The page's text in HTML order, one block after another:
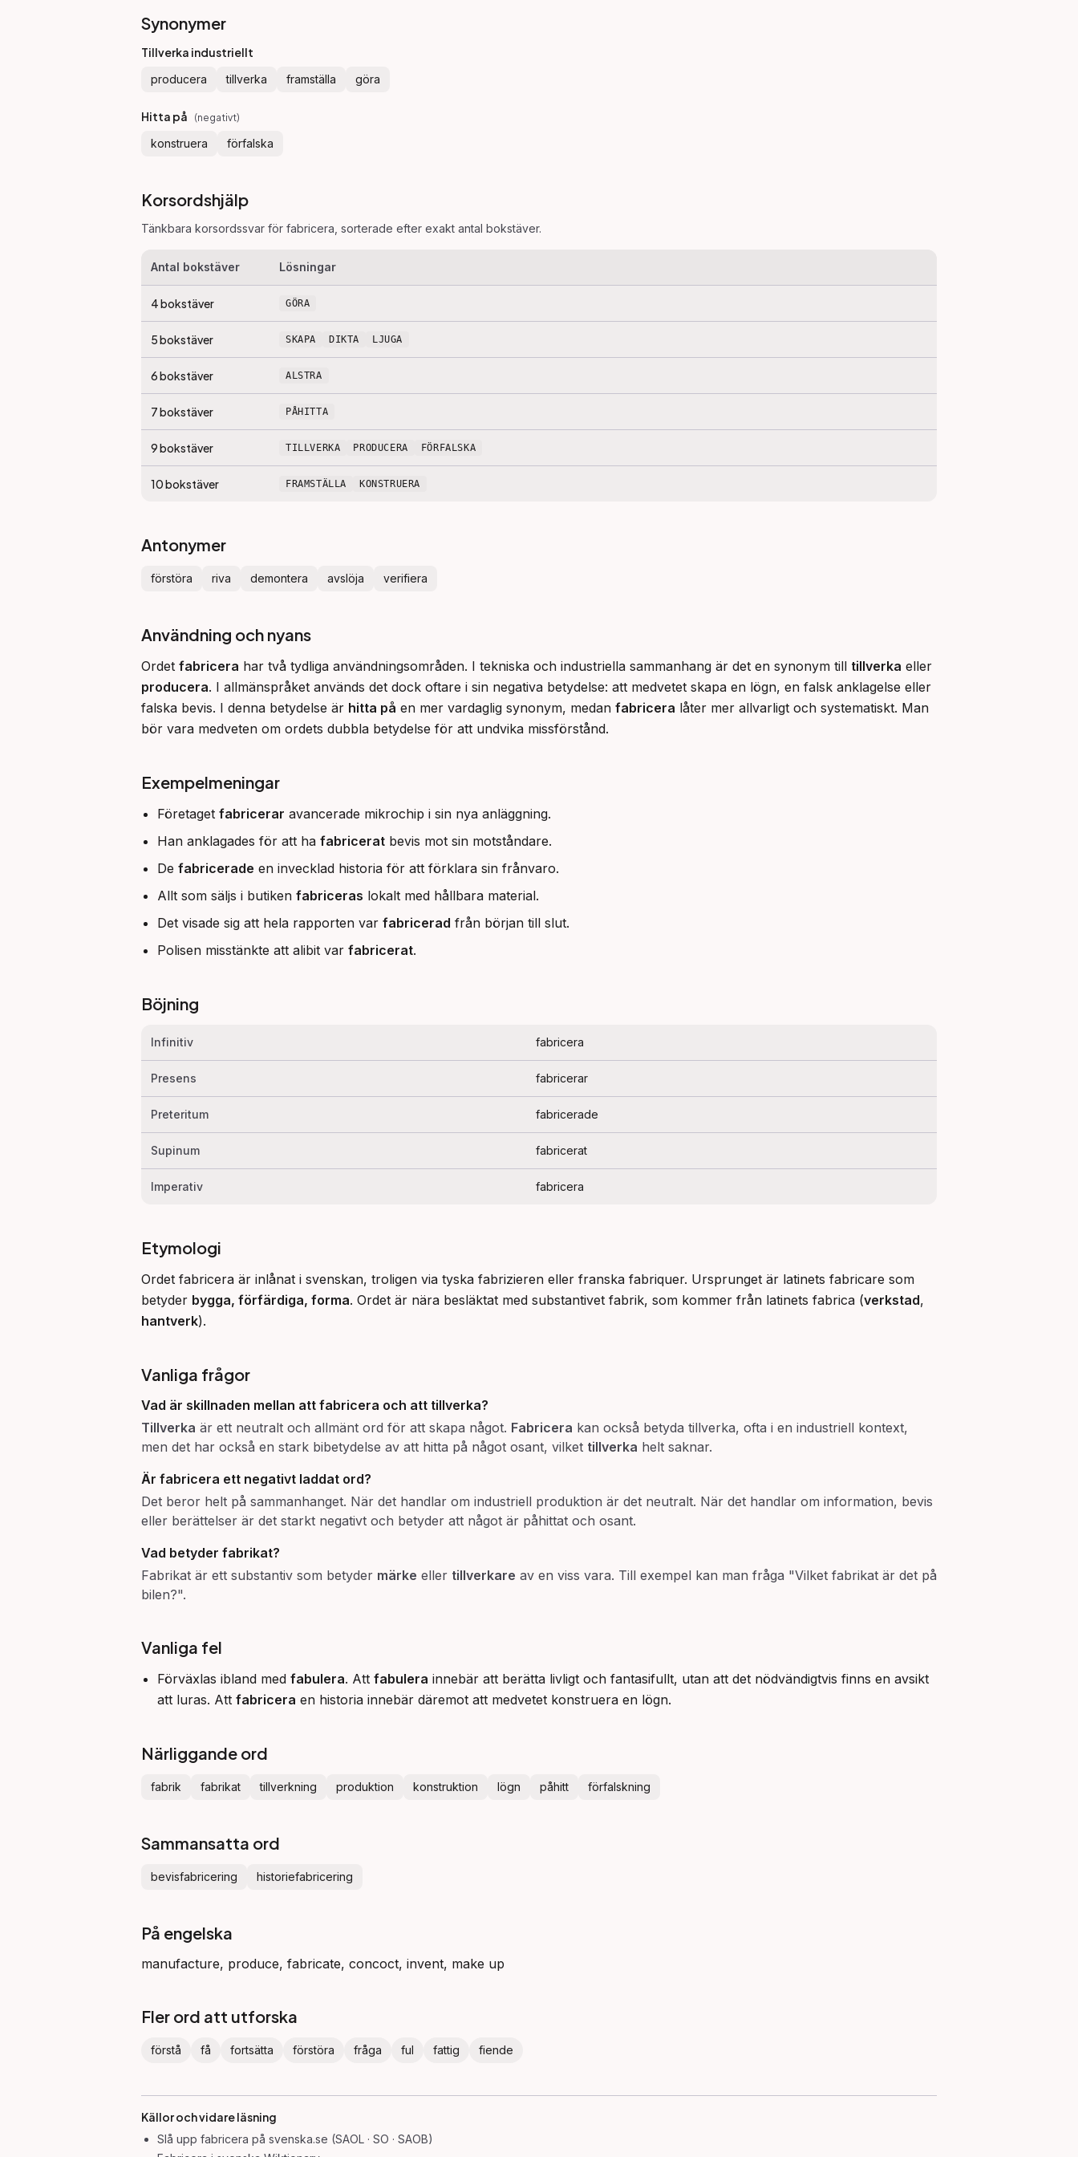
Synonymer
Tillverka industriellt
producera tillverka framställa göra
Hitta på (negativt)
konstruera förfalska
Korsordshjälp
Tänkbara korsordssvar för fabricera , sorterade efter exakt antal bokstäver.
Antal bokstäver Lösningar
4bokstäver GÖRA
5bokstäver SKAPA DIKTA LJUGA
6bokstäver ALSTRA
7bokstäver PÅHITTA
9bokstäver TILLVERKA PRODUCERA FÖRFALSKA
10bokstäver FRAMSTÄLLA KONSTRUERA
Antonymer
förstöra riva demontera avslöja verifiera
Användning och nyans
Ordet fabricera har två tydliga användningsområden. I tekniska och industriella sammanhang är det en synonym till tillverka
producera. I allmänspråket används det dock oftare i sin negativa betydelse: att medvetet skapa en lögn, en falsk anklagelse eller
falska bevis. I denna betydelse är hitta på en mer vardaglig synonym, medan fabricera låter mer allvarligt och systematiskt. Man
bör vara medveten om ordets dubbla betydelse för att undvika missförstånd.
Exempelmeningar
Företaget fabricerar avancerade mikrochip i sin nya anläggning.
Han anklagades för att ha fabricerat bevis mot sin motståndare.
De fabricerade en invecklad historia för att förklara sin frånvaro.
Allt som säljs i butiken fabriceras lokalt med hållbara material.
Det visade sig att hela rapporten var fabricerad från början till slut.
Polisen misstänkte att alibit var fabricerat.
Böjning
Infinitiv fabricera
Presens fabricerar
Preteritum fabricerade
Supinum fabricerat
Imperativ fabricera
Etymologi
Ordet fabricera är inlånat i svenskan, troligen via tyska fabrizieren eller franska fabriquer. Ursprunget är latinets fabricare som
betyder bygga, förfärdiga, forma. Ordet är nära besläktat med substantivet fabrik, som kommer från latinets fabrica (verkstad
hantverk).
Vanliga frågor
Vad är skillnaden mellan att fabricera och att tillverka?
Tillverka är ett neutralt och allmänt ord för att skapa något. Fabricera kan också betyda tillverka, ofta i en industriell kontext,
men det har också en stark bibetydelse av att hitta på något osant, vilket tillverka helt saknar.
Är fabricera ett negativt laddat ord?
Det beror helt på sammanhanget. När det handlar om industriell produktion är det neutralt. När det handlar om information, bevis
eller berättelser är det starkt negativt och betyder att något är påhittat och osant.
Vad betyder fabrikat?
Fabrikat är ett substantiv som betyder märke eller tillverkare av en viss vara. Till exempel kan man fråga "Vilket fabrikat är det på
bilen?".
Vanliga fel
Förväxlas ibland med fabulera. Att fabulera innebär att berätta livligt och fantasifullt, utan att det nödvändigtvis finns en avsikt
att luras. Att fabricera en historia innebär däremot att medvetet konstruera en lögn.
Närliggande ord
fabrik fabrikat tillverkning produktion konstruktion lögn påhitt förfalskning
Sammansatta ord
bevisfabricering historiefabricering
På engelska
manufacture, produce, fabricate, concoct, invent, make up
Fler ord att utforska
förstå få fortsätta förstöra fråga ful fattig fiende
Källor och vidare läsning
Slå upp fabricera på svenska.se (SAOL · SO · SAOB)